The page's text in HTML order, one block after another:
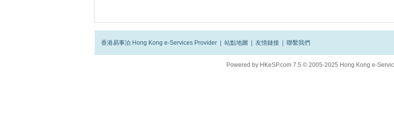
香港易事泊 Hong Kong e-Services Provider 站點地圖 友情鏈接 聯繫我們
Powered by HKeSP.com 7.5 © 2005-2025 Hong Kong e-